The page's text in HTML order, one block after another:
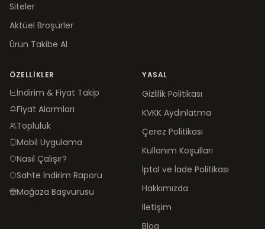
Siteler
Aktüel Broşürler
Ürün Takibe Al
ÖZELLIKLER
İndirim & Fiyat Takip
Fiyat Alarmları
Topluluk
Mobil Uygulama
Nasıl Çalışır?
Sahte İndirim Raporu
Mağaza Başvurusu
YASAL
Gizlilik Politikası
KVKK Aydınlatma
Çerez Politikası
Kullanım Koşulları
İptal ve İade Politikası
Hakkımızda
İletişim
Blog